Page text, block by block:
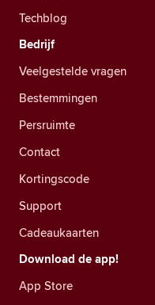
Techblog
Bedrijf
Veelgestelde vragen
Bestemmingen
Persruimte
Contact
Kortingscode
Support
Cadeaukaarten
Download de app!
App Store